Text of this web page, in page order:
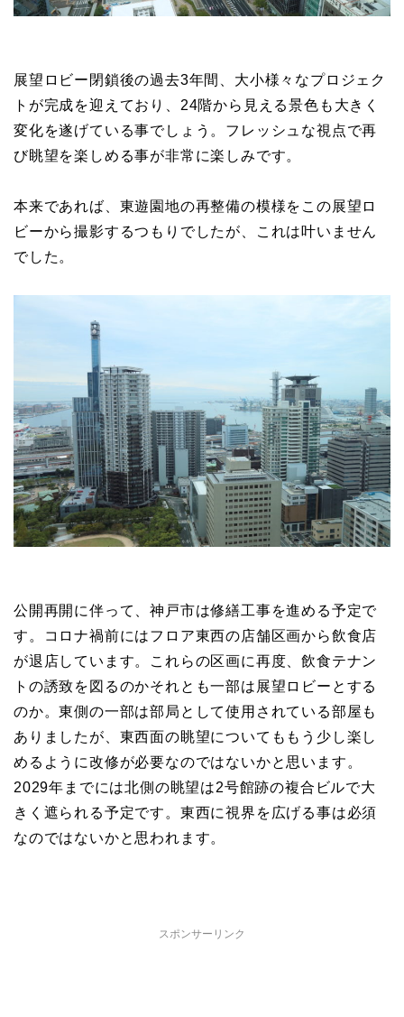
展望ロビー閉鎖後の過去3年間、大小様々なプロジェク
トが完成を迎えており、24階から見える景色も大きく
変化を遂げている事でしょう。フレッシュな視点で再
び眺望を楽しめる事が非常に楽しみです。
本来であれば、東遊園地の再整備の模様をこの展望ロ
ビーから撮影するつもりでしたが、これは叶いません
でした。
公開再開に伴って、神戸市は修繕工事を進める予定で
す。コロナ禍前にはフロア東西の店舗区画から飲食店
が退店しています。これらの区画に再度、飲食テナン
トの誘致を図るのかそれとも一部は展望ロビーとする
のか。東側の一部は部局として使用されている部屋も
ありましたが、東西面の眺望についてももう少し楽し
めるように改修が必要なのではないかと思います。
2029年までには北側の眺望は2号館跡の複合ビルで大
きく遮られる予定です。東西に視界を広げる事は必須
なのではないかと思われます。
スポンサーリンク